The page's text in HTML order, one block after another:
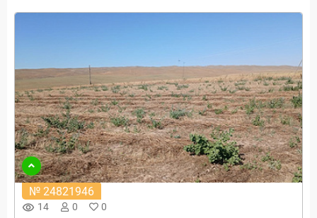
remove_red_eye 14 0 0
№ 24821946